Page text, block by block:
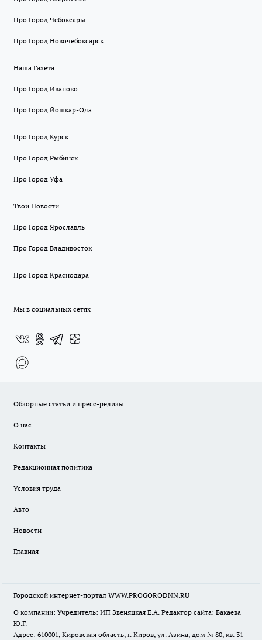
Про Город Чебоксары
Про Город Новочебоксарск
Наша Газета
Про Город Иваново
Про Город Йошкар-Ола
Про Город Курск
Про Город Рыбинск
Про Город Уфа
Твои Новости
Про Город Ярославль
Про Город Владивосток
Про Город Краснодара
Мы в социальных сетях
Обзорные статьи и пресс-релизы
О нас
Контакты
Редакционная политика
Условия труда
Авто
Новости
Главная
Городской интернет-портал WWW.PROGORODNN.RU
О компании: Учредитель: ИП Звеняцкая Е.А. Редактор сайта: Бакаева
Ю.Г.
Адрес: 610001, Кировская область, г. Киров, ул. Азина, дом № 80, кв. 31